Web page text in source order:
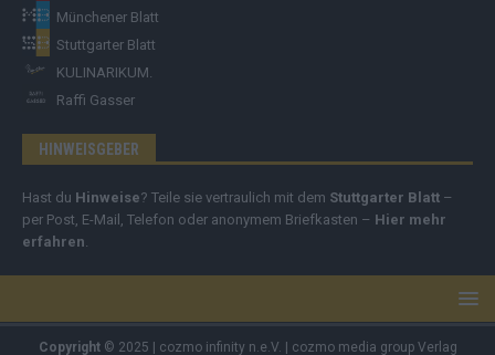
Münchener Blatt
Stuttgarter Blatt
KULINARIKUM.
Raffi Gasser
HINWEISGEBER
Hast du Hinweise? Teile sie vertraulich mit dem Stuttgarter Blatt –
per Post, E-Mail, Telefon oder anonymem Briefkasten – Hier mehr
erfahren.
Copyright© 2025 | cozmo infinity n.e.V. | cozmo media group Verlag